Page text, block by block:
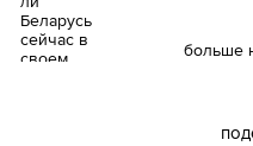
больше